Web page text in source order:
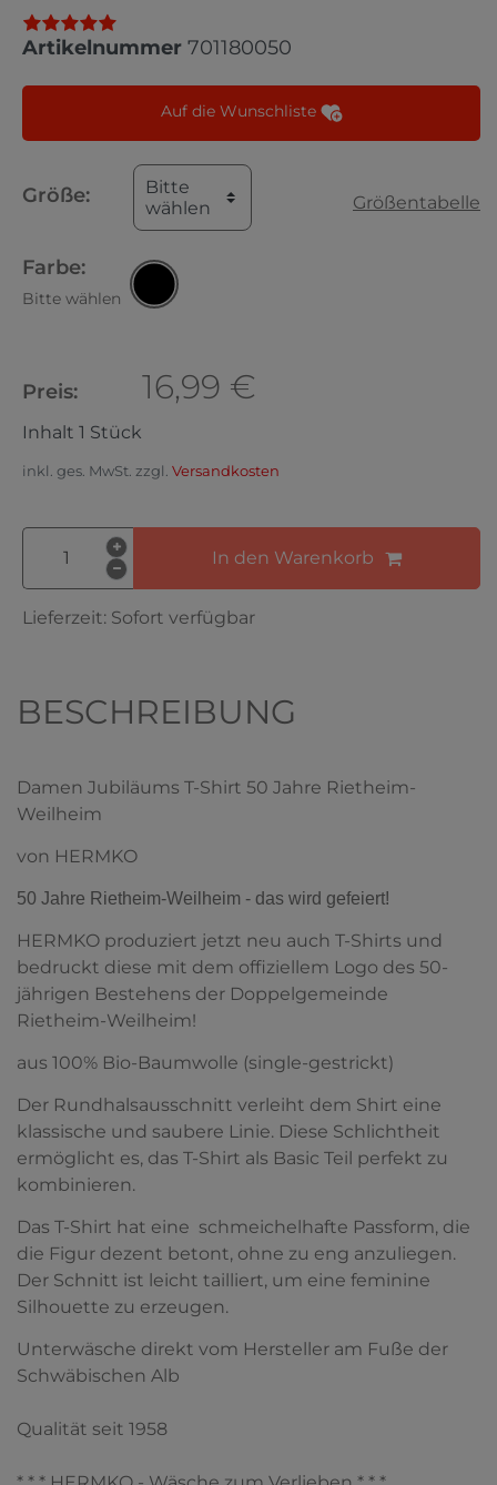
Artikelnummer 701180050
Auf die Wunschliste
Größe:
Bitte
wählen
Größentabelle
Farbe:
Bitte wählen
Preis: 16,99 €
Inhalt 1 Stück
inkl. ges. MwSt. zzgl. Versandkosten
In den Warenkorb
Lieferzeit: Sofort verfügbar
BESCHREIBUNG
Damen Jubiläums T-Shirt 50 Jahre Rietheim-
Weilheim
von HERMKO
50 Jahre Rietheim-Weilheim - das wird gefeiert!
HERMKO produziert jetzt neu auch T-Shirts und
bedruckt diese mit dem offiziellem Logo des 50-
jährigen Bestehens der Doppelgemeinde
Rietheim-Weilheim!
aus 100% Bio-Baumwolle (single-gestrickt)
Der Rundhalsausschnitt verleiht dem Shirt eine
klassische und saubere Linie. Diese Schlichtheit
ermöglicht es, das T-Shirt als Basic Teil perfekt zu
kombinieren.
Das T-Shirt hat eine schmeichelhafte Passform, die
die Figur dezent betont, ohne zu eng anzuliegen.
Der Schnitt ist leicht tailliert, um eine feminine
Silhouette zu erzeugen.
Unterwäsche direkt vom Hersteller am Fuße der
Schwäbischen Alb
Qualität seit 1958